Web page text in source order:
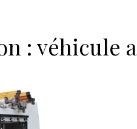
: véhicule